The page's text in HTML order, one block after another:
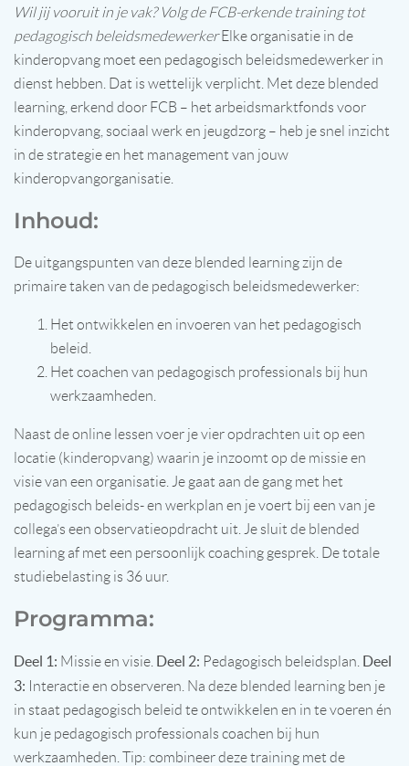
Wil jij vooruit in je vak? Volg de FCB-erkende training tot
pedagogisch beleidsmedewerkerElke organisatie in de
kinderopvang moet een pedagogisch beleidsmedewerker in
dienst hebben. Dat is wettelijk verplicht. Met deze blended
learning, erkend door FCB – het arbeidsmarktfonds voor
kinderopvang, sociaal werk en jeugdzorg – heb je snel inzicht
in de strategie en het management van jouw
kinderopvangorganisatie.
Inhoud:
De uitgangspunten van deze blended learning zijn de
primaire taken van de pedagogisch beleidsmedewerker:
Het ontwikkelen en invoeren van het pedagogisch
beleid.
Het coachen van pedagogisch professionals bij hun
werkzaamheden.
Naast de online lessen voer je vier opdrachten uit op een
locatie (kinderopvang) waarin je inzoomt op de missie en
visie van een organisatie. Je gaat aan de gang met het
pedagogisch beleids- en werkplan en je voert bij een van je
collega’s een observatieopdracht uit. Je sluit de blended
learning af met een persoonlijk coaching gesprek. De totale
studiebelasting is 36 uur.
Programma:
Deel 1: Missie en visie. Deel 2: Pedagogisch beleidsplan. Deel
3: Interactie en observeren. Na deze blended learning ben je
in staat pedagogisch beleid te ontwikkelen en in te voeren én
kun je pedagogisch professionals coachen bij hun
werkzaamheden. Tip: combineer deze training met de